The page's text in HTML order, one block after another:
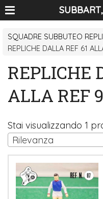
SQUADRE SUBBUTEO
REPLICHE DALLA REF 61
REPLICHE
ALLA REF
Stai visualizzando 1
Rilevanza